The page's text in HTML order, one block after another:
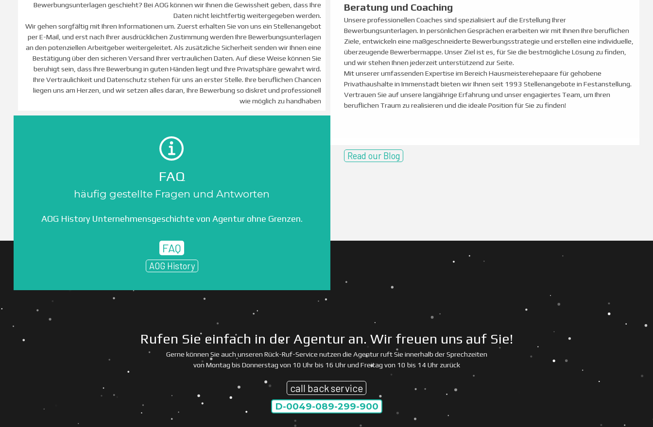
Beratung und Coaching
Unsere professionellen Coaches sind spezialisiert auf die Erstellung Ihrer
Bewerbungsunterlagen. In persönlichen Gesprächen erarbeiten wir mit Ihnen Ihre beruflichen
Ziele, entwickeln eine maßgeschneiderte Bewerbungsstrategie und erstellen eine individuelle,
überzeugende Bewerbermappe. Unser Ziel ist es, für Sie die bestmögliche Lösung zu finden,
und wir stehen Ihnen jederzeit unterstützend zur Seite.
Mit unserer umfassenden Expertise im Bereich Hausmeisterehepaare für gehobene
Privathaushalte in Immenstadt bieten wir Ihnen seit 1993 Stellenangebote in Festanstellung.
Vertrauen Sie auf unsere langjährige Erfahrung und unser engagiertes Team, um Ihren
beruflichen Traum zu realisieren und die ideale Position für Sie zu finden!
Read our Blog
Bewerbungsunterlagen geschieht? Bei AOG können wir Ihnen die Gewissheit geben, dass Ihre
Daten nicht leichtfertig weitergegeben werden.
Wir gehen sorgfältig mit Ihren Informationen um. Zuerst erhalten Sie von uns ein Stellenangebot
per E-Mail, und erst nach Ihrer ausdrücklichen Zustimmung werden Ihre Bewerbungsunterlagen
an den potenziellen Arbeitgeber weitergeleitet. Als zusätzliche Sicherheit senden wir Ihnen eine
Bestätigung über den sicheren Versand Ihrer vertraulichen Daten. Auf diese Weise können Sie
beruhigt sein, dass Ihre Bewerbung in guten Händen liegt und Ihre Privatsphäre gewahrt wird.
Ihre Vertraulichkeit und Datenschutz stehen für uns an erster Stelle. Ihre beruflichen Chancen
liegen uns am Herzen, und wir setzen alles daran, Ihre Bewerbung so diskret und professionell
wie möglich zu handhaben
FAQ
häufig gestellte Fragen und Antworten
AOG History Unternehmensgeschichte von Agentur ohne Grenzen.
FAQ
AOG History
Rufen Sie einfach in der Agentur an. Wir freuen uns auf Sie!
Gerne können Sie auch unseren Rück-Ruf-Service nutzen die Agentur ruft Sie innerhalb der Sprechzeiten
von Montag bis Donnerstag von 10 Uhr bis 16 Uhr und Freitag von 10 bis 14 Uhr zurück
call back service
D-0049-089-299-900